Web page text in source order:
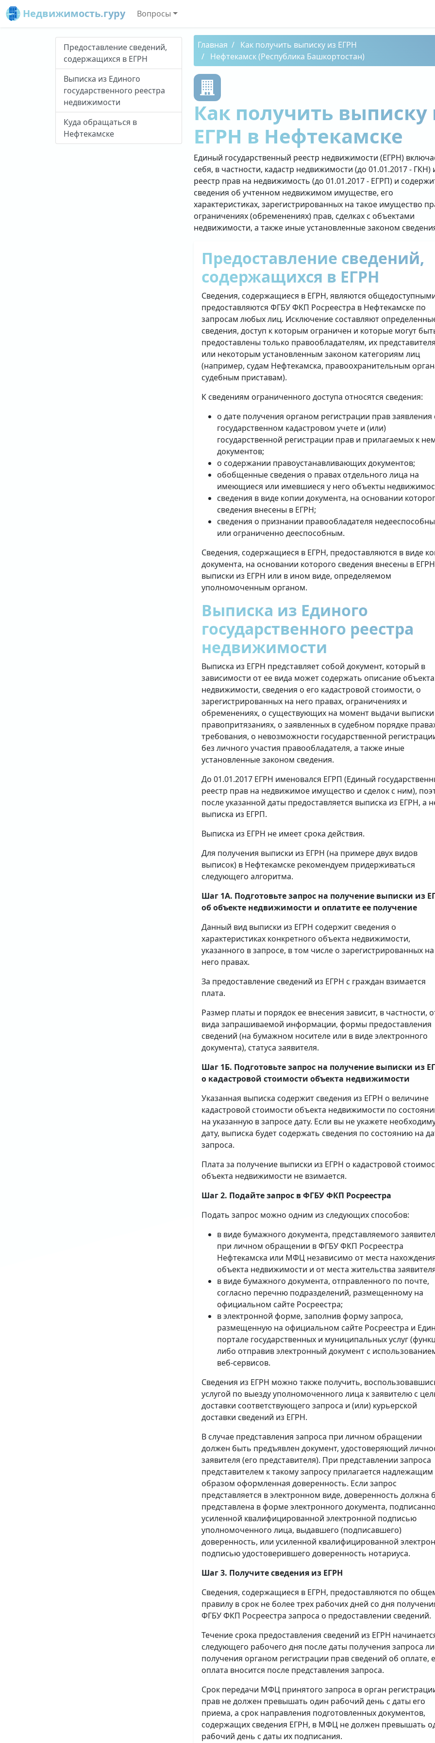
Недвижимость.гуру Вопросы
Предоставление сведений,
содержащихся в ЕГРН
Выписка из Единого
государственного реестра
недвижимости
Куда обращаться в
Нефтекамске
Главная
Как получить выписку из ЕГРН
Нефтекамск (Республика Башкортостан)
Как получить выписку
ЕГРН в Нефтекамске
Единый государственный реестр недвижимости (ЕГРН)
себя, в частности, кадастр недвижимости (до 01.01.2017 - ГКН)
реестр прав на недвижимость (до 01.01.2017 - ЕГРП) и
сведения об учтенном недвижимом имуществе, его
характеристиках, зарегистрированных на такое имущество
ограничениях (обременениях) прав, сделках с объектами
недвижимости, а также иные установленные законом
Предоставление сведений,
содержащихся в ЕГРН
Сведения, содержащиеся в ЕГРН, являются
предоставляются ФГБУ ФКП Росреестра в Нефтекамске по
запросам любых лиц. Исключение составляют
сведения, доступ к которым ограничен и которые могут
предоставлены только правообладателям, их
или некоторым установленным законом категориям лиц
(например, судам Нефтекамска, правоохранительным
судебным приставам).
К сведениям ограниченного доступа относятся сведения:
о дате получения органом регистрации прав заявления
государственном кадастровом учете и (или)
государственной регистрации прав и прилагаемых к
документов;
о содержании правоустанавливающих документов;
обобщенные сведения о правах отдельного лица на
имеющиеся или имевшиеся у него объекты
сведения в виде копии документа, на основании
сведения внесены в ЕГРН;
сведения о признании правообладателя
или ограниченно дееспособным.
Сведения, содержащиеся в ЕГРН, предоставляются в виде
документа, на основании которого сведения внесены в
выписки из ЕГРН или в ином виде, определяемом
уполномоченным органом.
Выписка из Единого
государственного реестра
недвижимости
Выписка из ЕГРН представляет собой документ, который в
зависимости от ее вида может содержать описание объекта
недвижимости, сведения о его кадастровой стоимости, о
зарегистрированных на него правах, ограничениях и
обременениях, о существующих на момент выдачи выписки
правопритязаниях, о заявленных в судебном порядке
требования, о невозможности государственной
без личного участия правообладателя, а также иные
установленные законом сведения.
До 01.01.2017 ЕГРН именовался ЕГРП (Единый
реестр прав на недвижимое имущество и сделок с ним),
после указанной даты предоставляется выписка из ЕГРН, а
выписка из ЕГРП.
Выписка из ЕГРН не имеет срока действия.
Для получения выписки из ЕГРН (на примере двух видов
выписок) в Нефтекамске рекомендуем придерживаться
следующего алгоритма.
Шаг 1А. Подготовьте запрос на получение выписки из
об объекте недвижимости и оплатите ее получение
Данный вид выписки из ЕГРН содержит сведения о
характеристиках конкретного объекта недвижимости,
указанного в запросе, в том числе о зарегистрированных на
него правах.
За предоставление сведений из ЕГРН с граждан взимается
плата.
Размер платы и порядок ее внесения зависит, в частности,
вида запрашиваемой информации, формы предоставления
сведений (на бумажном носителе или в виде электронного
документа), статуса заявителя.
Шаг 1Б. Подготовьте запрос на получение выписки из
о кадастровой стоимости объекта недвижимости
Указанная выписка содержит сведения из ЕГРН о величине
кадастровой стоимости объекта недвижимости по
на указанную в запросе дату. Если вы не укажете
дату, выписка будет содержать сведения по состоянию на
запроса.
Плата за получение выписки из ЕГРН о кадастровой
объекта недвижимости не взимается.
Шаг 2. Подайте запрос в ФГБУ ФКП Росреестра
Подать запрос можно одним из следующих способов:
в виде бумажного документа, представляемого
при личном обращении в ФГБУ ФКП Росреестра
Нефтекамска или МФЦ независимо от места
объекта недвижимости и от места жительства
в виде бумажного документа, отправленного по почте,
согласно перечню подразделений, размещенному на
официальном сайте Росреестра;
в электронной форме, заполнив форму запроса,
размещенную на официальном сайте Росреестра и
портале государственных и муниципальных услуг
либо отправив электронный документ с
веб-сервисов.
Сведения из ЕГРН можно также получить,
услугой по выезду уполномоченного лица к заявителю с
доставки соответствующего запроса и (или) курьерской
доставки сведений из ЕГРН.
В случае представления запроса при личном обращении
должен быть предъявлен документ, удостоверяющий
заявителя (его представителя). При представлении запроса
представителем к такому запросу прилагается надлежащим
образом оформленная доверенность. Если запрос
представляется в электронном виде, доверенность должна
представлена в форме электронного документа,
усиленной квалифицированной электронной подписью
уполномоченного лица, выдавшего (подписавшего)
доверенность, или усиленной квалифицированной
подписью удостоверившего доверенность нотариуса.
Шаг 3. Получите сведения из ЕГРН
Сведения, содержащиеся в ЕГРН, предоставляются по
правилу в срок не более трех рабочих дней со дня
ФГБУ ФКП Росреестра запроса о предоставлении сведений.
Течение срока предоставления сведений из ЕГРН
следующего рабочего дня после даты получения запроса
получения органом регистрации прав сведений об оплате,
оплата вносится после представления запроса.
Срок передачи МФЦ принятого запроса в орган
прав не должен превышать один рабочий день с даты его
приема, а срок направления подготовленных документов,
содержащих сведения ЕГРН, в МФЦ не должен превышать
рабочий день с даты их подписания.